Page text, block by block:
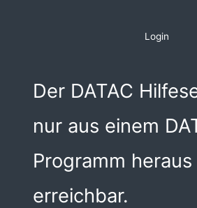
Login
Der DATAC
nur aus einem
Programm heraus
erreichbar.